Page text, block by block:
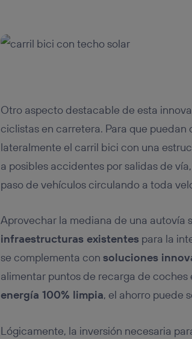
Otro aspecto destacable de esta
ciclistas en carretera. Para que
lateralmente el carril bici con una
a posibles accidentes por salidas de
paso de vehículos circulando a toda
Aprovechar la mediana de una autovía
infraestructuras existentespara la
se complementa con soluciones
alimentar puntos de recarga de
energía 100% limpia, el ahorro puede
Lógicamente, la inversión necesaria